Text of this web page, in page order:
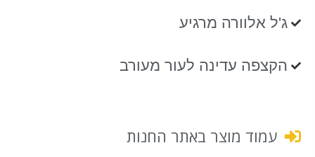
ג'ל אלוורה מרגיע
הקצפה עדינה לעור מעורב
עמוד מוצר באתר החנות